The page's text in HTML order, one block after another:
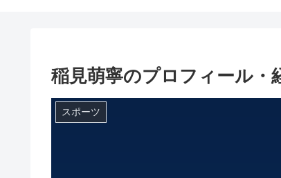
稲見萌寧のプロフィール・
スポーツ